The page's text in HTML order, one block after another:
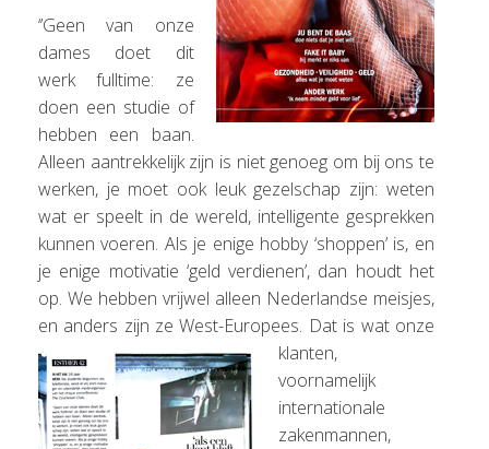
‘’Geen van onze
dames doet dit
werk fulltime: ze
doen een studie of
hebben een baan.
Alleen aantrekkelijk zijn is niet genoeg om bij ons te
werken, je moet ook leuk gezelschap zijn: weten
wat er speelt in de wereld, intelligente gesprekken
kunnen voeren. Als je enige hobby ‘shoppen’ is, en
je enige motivatie ‘geld verdienen’, dan houdt het
op. We hebben vrijwel alleen Nederlandse meisjes,
en anders zijn ze West-Europees. Dat is wat onze
klanten,
voornamelijk
internationale
zakenmannen,